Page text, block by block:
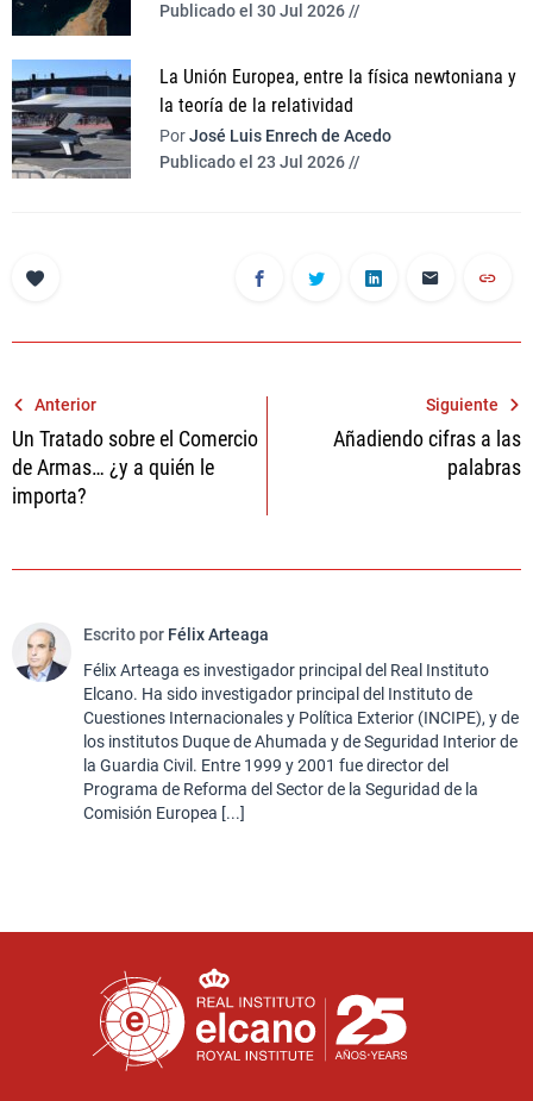
Publicado el 30 Jul 2026 //
La Unión Europea, entre la física newtoniana y
la teoría de la relatividad
PorJosé Luis Enrech de Acedo
Publicado el 23 Jul 2026 //
Navegación
de
entradas
Anterior
Un Tratado sobre el Comercio
de Armas… ¿y a quién le
importa?
Siguiente
Añadiendo cifras a las
palabras
Escrito por Félix Arteaga
Félix Arteaga es investigador principal del Real Instituto
Elcano. Ha sido investigador principal del Instituto de
Cuestiones Internacionales y Política Exterior (INCIPE), y de
los institutos Duque de Ahumada y de Seguridad Interior de
la Guardia Civil. Entre 1999 y 2001 fue director del
Programa de Reforma del Sector de la Seguridad de la
Comisión Europea [...]